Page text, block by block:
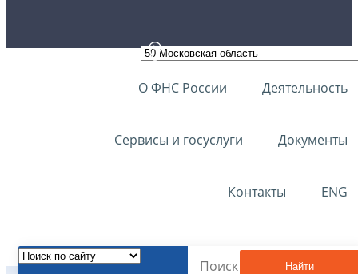
О ФНС России Деятельность
Сервисы и госуслуги Документы
Контакты ENG
Найти